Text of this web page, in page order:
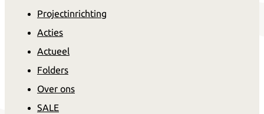
Projectinrichting
Acties
Actueel
Folders
Over ons
SALE